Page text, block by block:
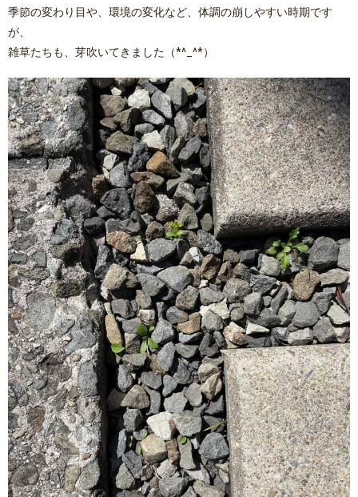
季節の変わり目や、環境の変化など、体調の崩しやすい時期です
が、
雑草たちも、芽吹いてきました（*^_^*）